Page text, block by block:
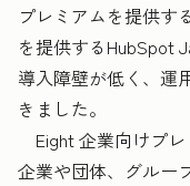
プレミアムを提供す
を提供するHubSpot
導入障壁が低く、運
きました。
Eight 企業向けプレ
企業や団体、グルー